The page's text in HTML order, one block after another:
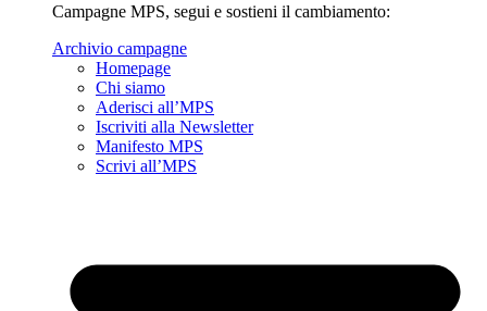
Campagne MPS, segui e sostieni il cambiamento:
Archivio campagne
Homepage
Chi siamo
Aderisci all’MPS
Iscriviti alla Newsletter
Manifesto MPS
Scrivi all’MPS